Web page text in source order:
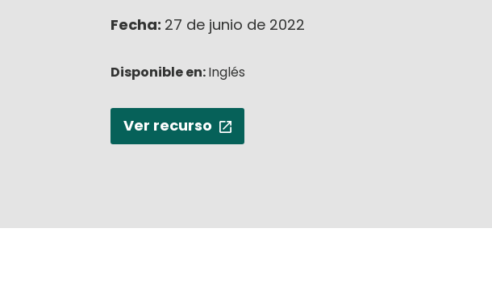
Fecha: 27 de junio de 2022
Disponible en:Inglés
Ver recurso